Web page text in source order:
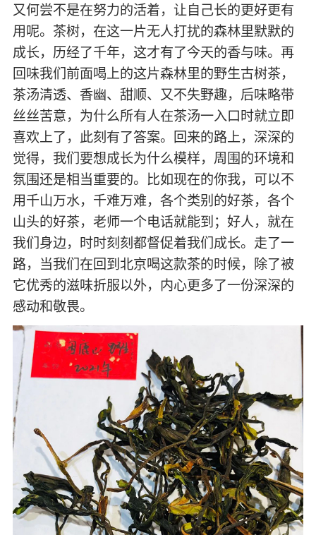
又何尝不是在努力的活着，让自己长的更好更有
用呢。茶树，在这一片无人打扰的森林里默默的
成长，历经了千年，这才有了今天的香与味。再
回味我们前面喝上的这片森林里的野生古树茶，
茶汤清透、香幽、甜顺、又不失野趣，后味略带
丝丝苦意，为什么所有人在茶汤一入口时就立即
喜欢上了，此刻有了答案。回来的路上，深深的
觉得，我们要想成长为什么模样，周围的环境和
氛围还是相当重要的。比如现在的你我，可以不
用千山万水，千难万难，各个类别的好茶，各个
山头的好茶，老师一个电话就能到；好人，就在
我们身边，时时刻刻都督促着我们成长。走了一
路，当我们在回到北京喝这款茶的时候，除了被
它优秀的滋味折服以外，内心更多了一份深深的
感动和敬畏。